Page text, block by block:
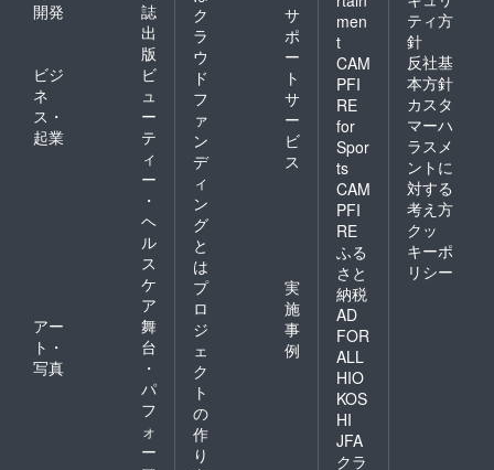
開発
誌
出
版
ビジ
ネ
ス・
起業
ビ
ュ
ー
テ
ィ
ー
・
ヘ
ル
ス
ケ
ア
アー
ト・
写真
舞
台
・
パ
フ
ォ
ー
ク
ラ
ウ
ド
フ
ァ
ン
デ
ィ
ン
グ
と
は
サ
ポ
ー
ト
サ
ー
ビ
ス
プ
ロ
ジ
ェ
ク
ト
の
作
り
実
施
事
例
men
t
CAM
PFI
RE
for
Spor
ts
CAM
PFI
RE
ふる
さと
納税
AD
FOR
ALL
HIO
KOS
HI
JFA
クラ
ティ方
針
反社基
本方針
カスタ
マーハ
ラスメ
ントに
対する
考え方
クッ
キーポ
リシー